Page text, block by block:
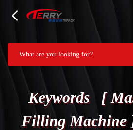
Keywords [
Filling Machine